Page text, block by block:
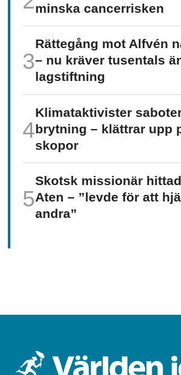
minska cancer­risken
Rättegång mot Alfvén
– nu kräver tusentals
lagstiftning
Klimat­aktivister
brytning – klättrar upp
skopor
Skotsk missionär
Aten – ”levde för att
andra”